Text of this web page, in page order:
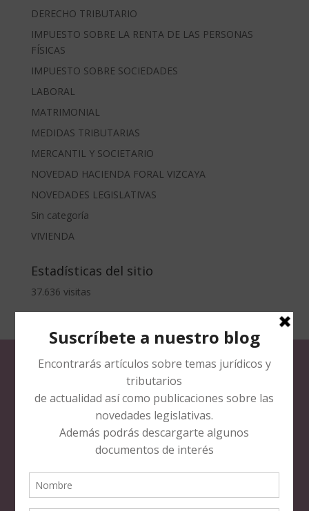
DERECHO TRIBUTARIO
IMPUESTO SOBRE LA RENTA DE LAS PERSONAS
FÍSICAS
IMPUESTO SOBRE SOCIEDADES
LABORAL
MATRIMONIAL
MEDIDAS TRIBUTARIAS
MERCANTIL Y SOCIETARIO
NOVEDAD HACIENDA FORAL VIZCAYA
NOVEDADES LEGISLATIVAS
Sin categoría
VIVIENDA
Estadísticas del sitio
37.636 visitas
Teléfono:944361375
944361375
info@nortax.es
DIRECCIÓN
Alameda Recalde, 27, 8º Dpt. 10
C.P. 48009 – Bilbao – Vizcaya.